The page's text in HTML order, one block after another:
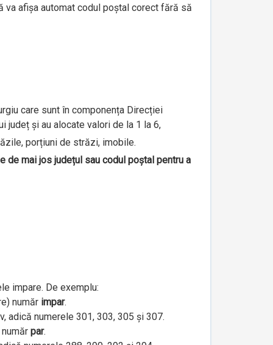
va afișa automat codul poștal corect fără să
care sunt în componența Direcției
județ și au alocate valori de la 1 la 6,
porțiuni de străzi, imobile.
mai jos județul sau codul poștal pentru a
impare. De exemplu:
număr impar.
adică numerele 301, 303, 305 și 307.
par.